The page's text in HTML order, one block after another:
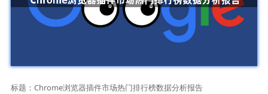
标题：Chrome浏览器插件市场热门排行榜数据分析报告